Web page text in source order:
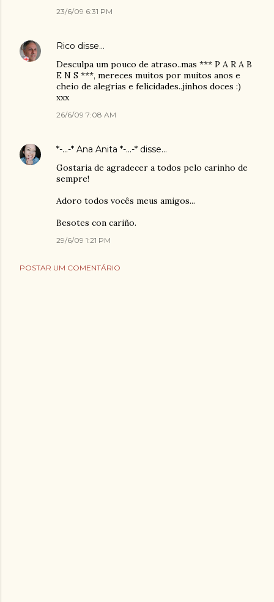
23/6/09 6:31 PM
Rico disse…
Desculpa um pouco de atraso..mas *** P A R A B
E N S ***, mereces muitos por muitos anos e
cheio de alegrias e felicidades..jinhos doces :)
xxx
26/6/09 7:08 AM
*-...-* Ana Anita *-...-* disse…
Gostaria de agradecer a todos pelo carinho de
sempre!
Adoro todos vocês meus amigos...
Besotes con cariño.
29/6/09 1:21 PM
POSTAR UM COMENTÁRIO